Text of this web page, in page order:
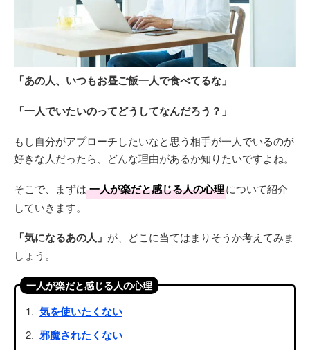
「あの人、いつもお昼ご飯一人で食べてるな」
「一人でいたいのってどうしてなんだろう？」
もし自分がアプローチしたいなと思う相手が一人でいるのが
好きな人だったら、どんな理由があるか知りたいですよね。
そこで、まずは 一人が楽だと感じる人の心理について紹介
していきます。
「気になるあの人」 が、どこに当てはまりそうか考えてみま
しょう。
一人が楽だと感じる人の心理
気を使いたくない
邪魔されたくない